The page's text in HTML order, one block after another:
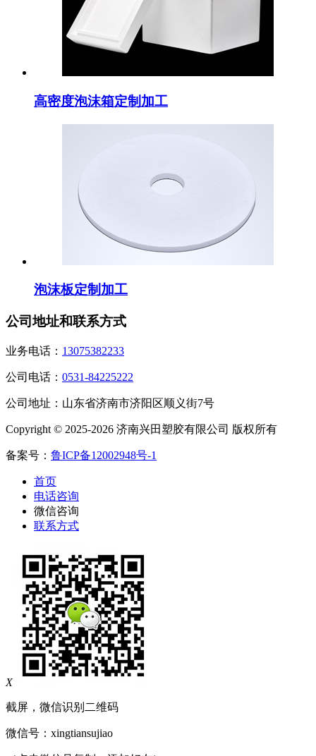
高密度泡沫箱定制加工
泡沫板定制加工
公司地址和联系方式
业务电话： 13075382233
公司电话： 0531-84225222
公司地址：山东省济南市济阳区顺义街7号
Copyright © 2025-2026 济南兴田塑胶有限公司 版权所有
备案号： 鲁ICP备12002948号-1
首页
电话咨询
微信咨询
联系方式
X
截屏，微信识别二维码
微信号： xingtiansujiao